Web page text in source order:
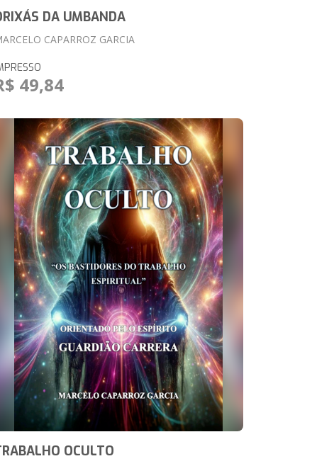
DA UMBANDA
CAPARROZ GARCIA
49,84
OCULTO